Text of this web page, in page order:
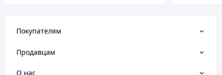
Покупателям
Продавцам
О нас